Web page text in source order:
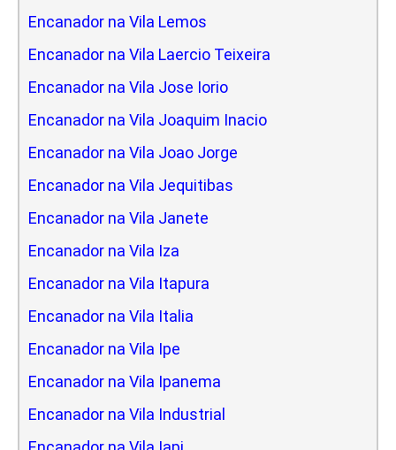
Encanador na Vila Lemos
Encanador na Vila Laercio Teixeira
Encanador na Vila Jose Iorio
Encanador na Vila Joaquim Inacio
Encanador na Vila Joao Jorge
Encanador na Vila Jequitibas
Encanador na Vila Janete
Encanador na Vila Iza
Encanador na Vila Itapura
Encanador na Vila Italia
Encanador na Vila Ipe
Encanador na Vila Ipanema
Encanador na Vila Industrial